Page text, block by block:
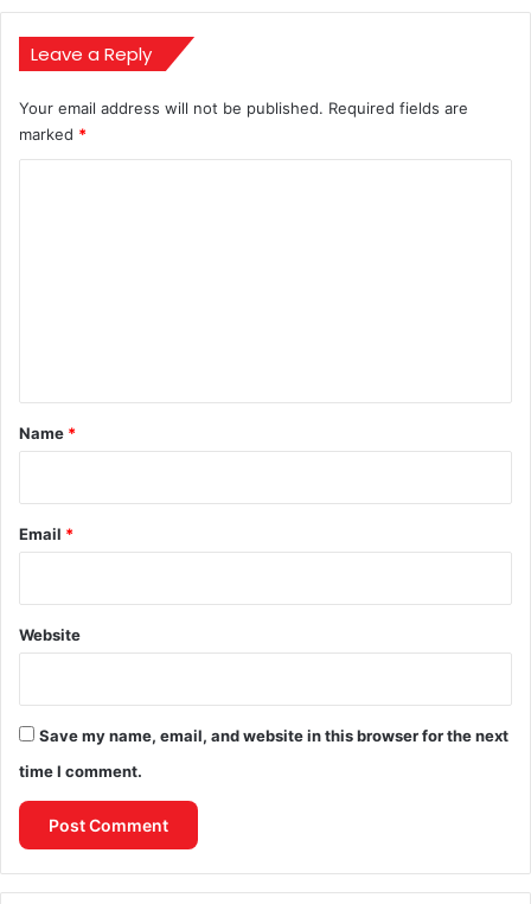
Leave a Reply
Your email address will not be published. Required fields are
marked *
*
Name *
Email *
Website
Save my name, email, and website in this browser for the next
time I comment.